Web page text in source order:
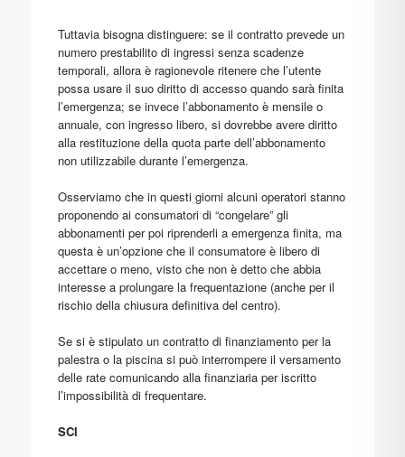
Tuttavia bisogna distinguere: se il contratto prevede un
numero prestabilito di ingressi senza scadenze
temporali, allora è ragionevole ritenere che l’utente
possa usare il suo diritto di accesso quando sarà finita
l’emergenza; se invece l’abbonamento è mensile o
annuale, con ingresso libero, si dovrebbe avere diritto
alla restituzione della quota parte dell’abbonamento
non utilizzabile durante l’emergenza.
Osserviamo che in questi giorni alcuni operatori stanno
proponendo ai consumatori di “congelare” gli
abbonamenti per poi riprenderli a emergenza finita, ma
questa è un’opzione che il consumatore è libero di
accettare o meno, visto che non è detto che abbia
interesse a prolungare la frequentazione (anche per il
rischio della chiusura definitiva del centro).
Se si è stipulato un contratto di finanziamento per la
palestra o la piscina si può interrompere il versamento
delle rate comunicando alla finanziaria per iscritto
l’impossibilità di frequentare.
SCI